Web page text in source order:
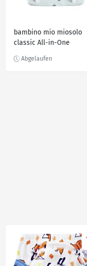
bambino mio miosolo
classic All-in-One
Schlafmütze